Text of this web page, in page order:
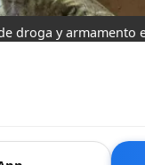
droga y armamento